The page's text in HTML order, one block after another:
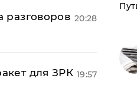
разговоров 20:28
для ЗРК 19:57